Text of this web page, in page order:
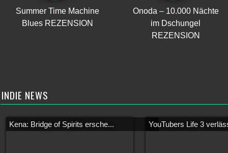
Summer Time Machine
Blues REZENSION
Onoda – 10.000 Nächte
im Dschungel
REZENSION
INDIE NEWS
Kena: Bridge of Spirits ersche... YouTubers Life 3